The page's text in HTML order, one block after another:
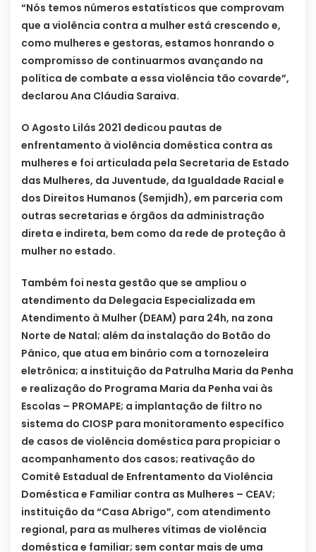
“Nós temos números estatísticos que comprovam
que a violência contra a mulher está crescendo e,
como mulheres e gestoras, estamos honrando o
compromisso de continuarmos avançando na
política de combate a essa violência tão covarde”,
declarou Ana Cláudia Saraiva.
O Agosto Lilás 2021 dedicou pautas de
enfrentamento à violência doméstica contra as
mulheres e foi articulada pela Secretaria de Estado
das Mulheres, da Juventude, da Igualdade Racial e
dos Direitos Humanos (Semjidh), em parceria com
outras secretarias e órgãos da administração
direta e indireta, bem como da rede de proteção à
mulher no estado.
Também foi nesta gestão que se ampliou o
atendimento da Delegacia Especializada em
Atendimento à Mulher (DEAM) para 24h, na zona
Norte de Natal; além da instalação do Botão do
Pânico, que atua em binário com a tornozeleira
eletrônica; a instituição da Patrulha Maria da Penha
e realização do Programa Maria da Penha vai às
Escolas – PROMAPE; a implantação de filtro no
sistema do CIOSP para monitoramento específico
de casos de violência doméstica para propiciar o
acompanhamento dos casos; reativação do
Comitê Estadual de Enfrentamento da Violência
Doméstica e Familiar contra as Mulheres – CEAV;
instituição da “Casa Abrigo”, com atendimento
regional, para as mulheres vítimas de violência
doméstica e familiar; sem contar mais de uma